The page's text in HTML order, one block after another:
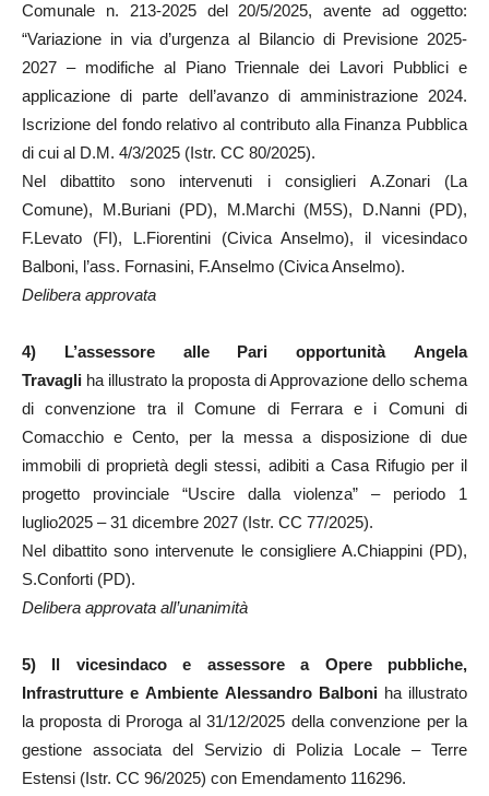
Comunale n. 213-2025 del 20/5/2025, avente ad oggetto:
“Variazione in via d’urgenza al Bilancio di Previsione 2025-
2027 – modifiche al Piano Triennale dei Lavori Pubblici e
applicazione di parte dell’avanzo di amministrazione 2024.
Iscrizione del fondo relativo al contributo alla Finanza Pubblica
di cui al D.M. 4/3/2025 (Istr. CC 80/2025).
Nel dibattito sono intervenuti i consiglieri A.Zonari (La
Comune), M.Buriani (PD), M.Marchi (M5S), D.Nanni (PD),
F.Levato (FI), L.Fiorentini (Civica Anselmo), il vicesindaco
Balboni, l’ass. Fornasini, F.Anselmo (Civica Anselmo).
Delibera approvata
4)
L’assessore alle Pari opportunità Angela
Travagli ha illustrato la proposta di Approvazione dello schema
di convenzione tra il Comune di Ferrara e i Comuni di
Comacchio e Cento, per la messa a disposizione di due
immobili di proprietà degli stessi, adibiti a Casa Rifugio per il
progetto provinciale “Uscire dalla violenza” – periodo 1
luglio2025 – 31 dicembre 2027 (Istr. CC 77/2025).
Nel dibattito sono intervenute le consigliere A.Chiappini (PD),
S.Conforti (PD).
Delibera approvata all’unanimità
5) Il vicesindaco e assessore a Opere pubbliche,
Infrastrutture eAmbiente Alessandro Balboni ha illustrato
la proposta di Proroga al 31/12/2025 della convenzione per la
gestione associata del Servizio di Polizia Locale – Terre
Estensi (Istr. CC 96/2025) con Emendamento 116296.